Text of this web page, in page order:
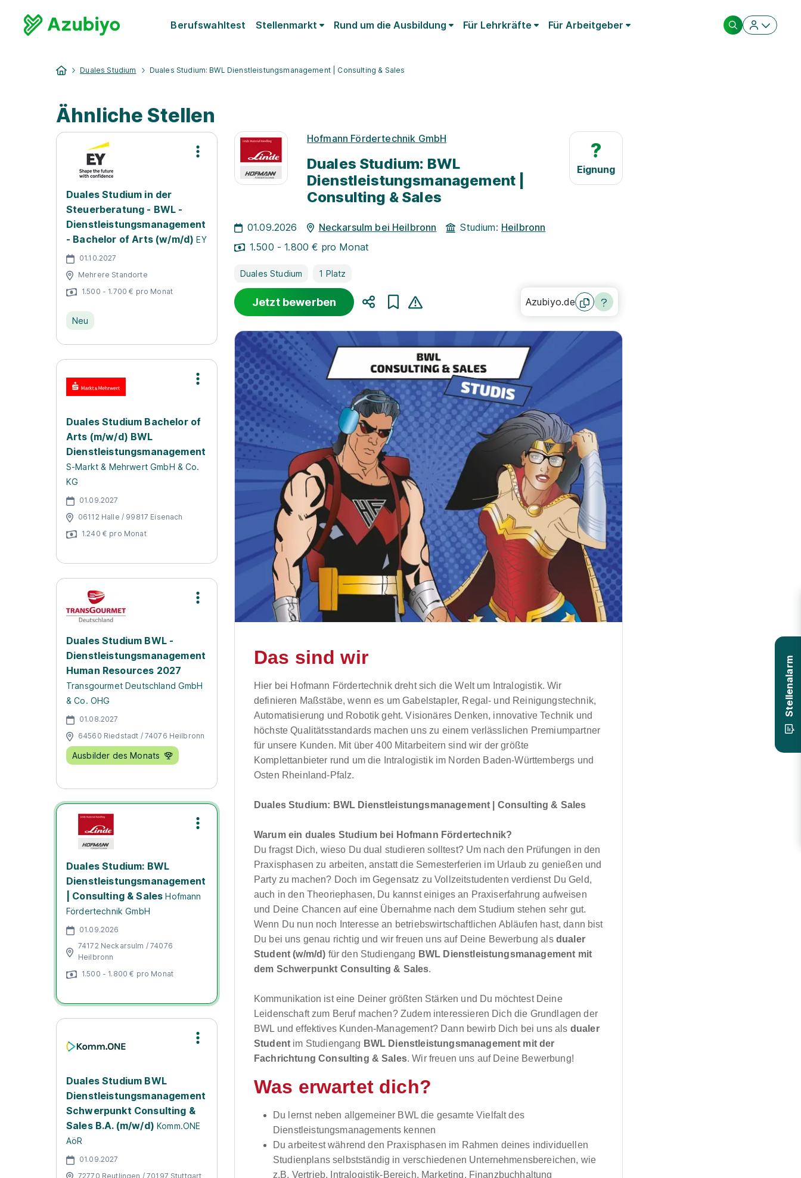
Berufswahltest Stellenmarkt Rund um die Ausbildung Für Lehrkräfte Für Arbeitgeber
Duales Studium Duales Studium: BWL Dienstleistungsmanagement | Consulting & Sales
Ähnliche Stellen
Duales Studium in der
Steuerberatung - BWL -
Dienstleistungsmanagement
- Bachelor of Arts (w/m/d) EY
01.10.2027
Mehrere Standorte
1.500 - 1.700 € pro Monat
Neu
Duales Studium Bachelor of
Arts (m/w/d) BWL
Dienstleistungsmanagement
S-Markt & Mehrwert GmbH & Co.
KG
01.09.2027
06112 Halle / 99817 Eisenach
1.240 € pro Monat
Duales Studium BWL -
Dienstleistungsmanagement
Human Resources 2027
Transgourmet Deutschland GmbH
& Co. OHG
01.08.2027
64560 Riedstadt / 74076 Heilbronn
Ausbilder des Monats
Duales Studium: BWL
Dienstleistungsmanagement
| Consulting & Sales Hofmann
Fördertechnik GmbH
01.09.2026
74172 Neckarsulm / 74076
Heilbronn
1.500 - 1.800 € pro Monat
Duales Studium BWL
Dienstleistungsmanagement
Schwerpunkt Consulting &
Sales B.A. (m/w/d) Komm.ONE
AöR
01.09.2027
72770 Reutlingen / 70197 Stuttgart
?
Eignung
Hofmann Fördertechnik GmbH
Duales Studium: BWL
Dienstleistungsmanagement |
Consulting & Sales
01.09.2026 Neckarsulm bei Heilbronn Studium: Heilbronn
1.500 - 1.800 € pro Monat
Duales Studium 1 Platz
Jetzt bewerben Azubiyo.de
Das sind wir
Hier bei Hofmann Fördertechnik dreht sich die Welt um Intralogistik. Wir
definieren Maßstäbe, wenn es um Gabelstapler, Regal- und Reinigungstechnik,
Automatisierung und Robotik geht. Visionäres Denken, innovative Technik und
höchste Qualitätsstandards machen uns zu einem verlässlichen Premiumpartner
für unsere Kunden. Mit über 400 Mitarbeitern sind wir der größte
Komplettanbieter rund um die Intralogistik im Norden Baden-Württembergs und
Osten Rheinland-Pfalz.
Duales Studium: BWL Dienstleistungsmanagement | Consulting & Sales
Warum ein duales Studium bei Hofmann Fördertechnik?
Du fragst Dich, wieso Du dual studieren solltest? Um nach den Prüfungen in den
Praxisphasen zu arbeiten, anstatt die Semesterferien im Urlaub zu genießen und
Party zu machen? Doch im Gegensatz zu Vollzeitstudenten verdienst Du Geld,
auch in den Theoriephasen, Du kannst einiges an Praxiserfahrung aufweisen
und Deine Chancen auf eine Übernahme nach dem Studium stehen sehr gut.
Wenn Du nun noch Interesse an betriebswirtschaftlichen Abläufen hast, dann bist
Du bei uns genau richtig und wir freuen uns auf Deine Bewerbung als dualer
Student (w/m/d) für den Studiengang BWL Dienstleistungsmanagement mit
dem Schwerpunkt Consulting & Sales.
Kommunikation ist eine Deiner größten Stärken und Du möchtest Deine
Leidenschaft zum Beruf machen? Zudem interessieren Dich die Grundlagen der
BWL und effektives Kunden-Management? Dann bewirb Dich bei uns als dualer
Student im Studiengang BWL Dienstleistungsmanagement mit der
Fachrichtung Consulting & Sales. Wir freuen uns auf Deine Bewerbung!
Was erwartet dich?
Du lernst neben allgemeiner BWL die gesamte Vielfalt des
Dienstleistungsmanagements kennen
Du arbeitest während den Praxisphasen im Rahmen deines individuellen
Studienplans selbstständig in verschiedenen Unternehmensbereichen, wie
z.B. Vertrieb, Intralogistik-Bereich, Marketing, Finanzbuchhaltung
Stellenalarm